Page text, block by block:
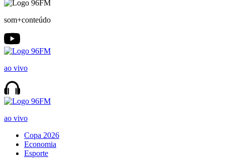
som+conteúdo
ao vivo
ao vivo
Copa 2026
Economia
Esporte